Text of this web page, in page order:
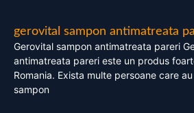
gerovital sampon antimatreata
Gerovital sampon antimatreata pareri
antimatreata pareri este un produs
Romania. Exista multe persoane care
sampon